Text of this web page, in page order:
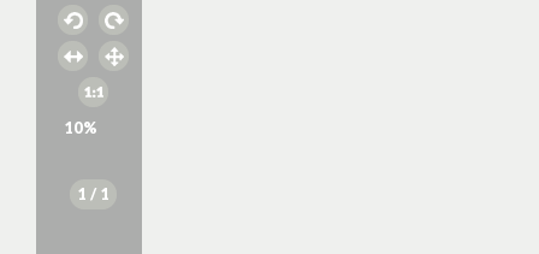
10%
1 / 1